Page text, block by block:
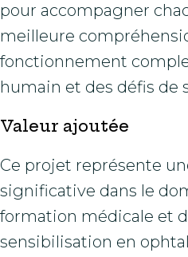
pour accompagner
meilleure
fonctionnement
humain et des défis de
Valeur ajoutée
Ce projet représente
significative dans le
formation médicale et
sensibilisation en